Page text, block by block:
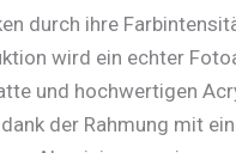
durch ihre
wird ein echter
und hochwertigen
der Rahmung mit